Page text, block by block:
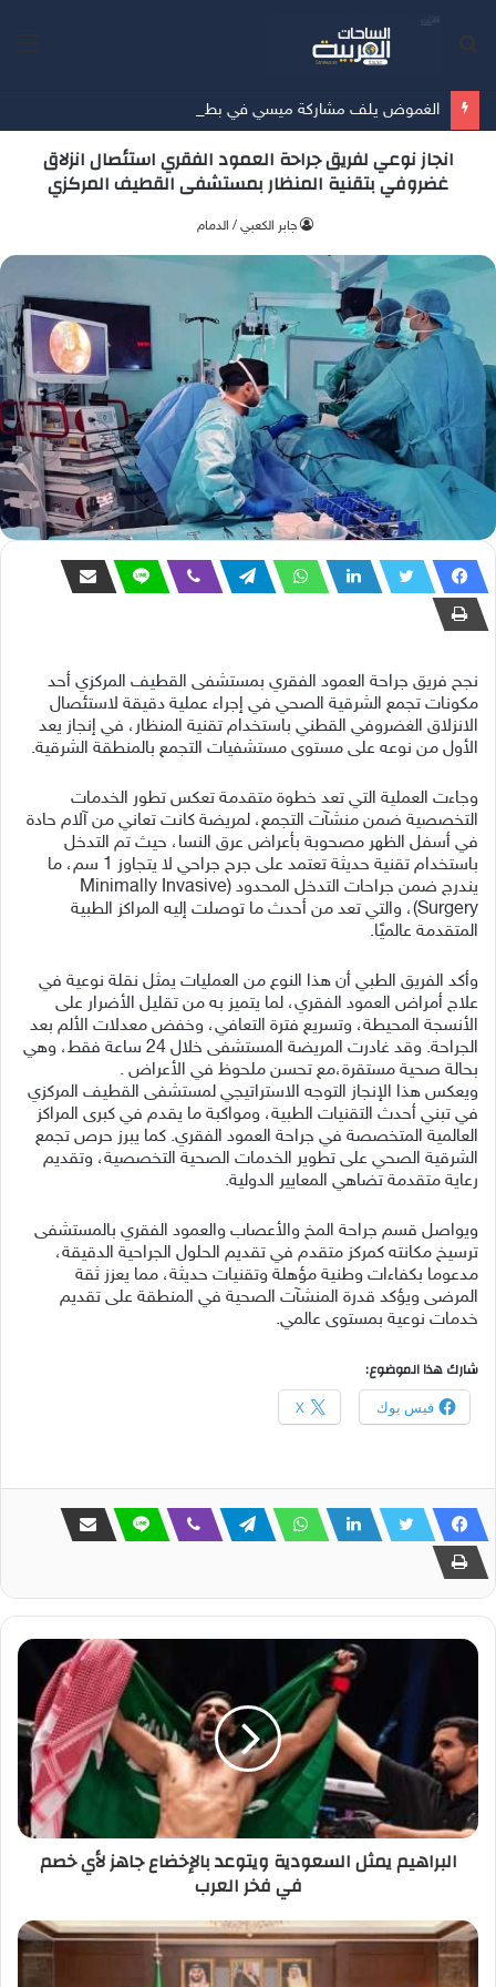
الغموض يلف مشاركة ميسي في بطولة كوبا أمريكا
انجاز نوعي لفريق جراحة العمود الفقري استئصال انزلاق
غضروفي بتقنية المنظار بمستشفى القطيف المركزي
جابر الكعبي / الدمام
نجح فريق جراحة العمود الفقري بمستشفى القطيف المركزي أحد
مكونات تجمع الشرقية الصحي في إجراء عملية دقيقة لاستئصال
الانزلاق الغضروفي القطني باستخدام تقنية المنظار، في إنجاز يعد
الأول من نوعه على مستوى مستشفيات التجمع بالمنطقة الشرقية.
وجاءت العملية التي تعد خطوة متقدمة تعكس تطور الخدمات
التخصصية ضمن منشآت التجمع، لمريضة كانت تعاني من آلام حادة
في أسفل الظهر مصحوبة بأعراض عرق النسا، حيث تم التدخل
باستخدام تقنية حديثة تعتمد على جرح جراحي لا يتجاوز 1 سم، ما
يندرج ضمن جراحات التدخل المحدود (Minimally Invasive
Surgery)، والتي تعد من أحدث ما توصلت إليه المراكز الطبية
المتقدمة عالميًا.
وأكد الفريق الطبي أن هذا النوع من العمليات يمثل نقلة نوعية في
علاج أمراض العمود الفقري، لما يتميز به من تقليل الأضرار على
الأنسجة المحيطة، وتسريع فترة التعافي، وخفض معدلات الألم بعد
الجراحة. وقد غادرت المريضة المستشفى خلال 24 ساعة فقط، وهي
بحالة صحية مستقرة،مع تحسن ملحوظ في الأعراض .
ويعكس هذا الإنجاز التوجه الاستراتيجي لمستشفى القطيف المركزي
في تبني أحدث التقنيات الطبية، ومواكبة ما يقدم في كبرى المراكز
العالمية المتخصصة في جراحة العمود الفقري. كما يبرز حرص تجمع
الشرقية الصحي على تطوير الخدمات الصحية التخصصية، وتقديم
رعاية متقدمة تضاهي المعايير الدولية.
ويواصل قسم جراحة المخ والأعصاب والعمود الفقري بالمستشفى
ترسيخ مكانته كمركز متقدم في تقديم الحلول الجراحية الدقيقة،
مدعوما بكفاءات وطنية مؤهلة وتقنيات حديثة، مما يعزز ثقة
المرضى ويؤكد قدرة المنشآت الصحية في المنطقة على تقديم
خدمات نوعية بمستوى عالمي.
شارك هذا الموضوع:
فيس بوك X
البراهيم يمثل السعودية ويتوعد بالإخضاع جاهز لأي خصم
في فخر العرب